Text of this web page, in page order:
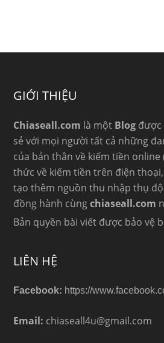
GIỚI THIỆU
Chiaseall.com là một Blog được
sẻ với mọi người tất cả những
của bản thân về kiếm tiền online
thức về kiếm tiền trên điện
tạo thêm nguồn thu nhập thụ
đồng hành cùngchiaseall.com
Bản quyền bài viết được bảo vệ
LIÊN HỆ
Facebook: https://
Email: chiaseall4u@gmail.com